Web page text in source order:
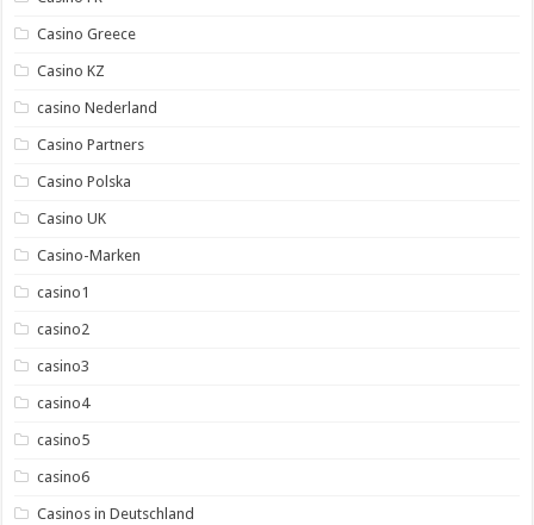
Casino Greece
Casino KZ
casino Nederland
Casino Partners
Casino Polska
Casino UK
Casino-Marken
casino1
casino2
casino3
casino4
casino5
casino6
Casinos in Deutschland